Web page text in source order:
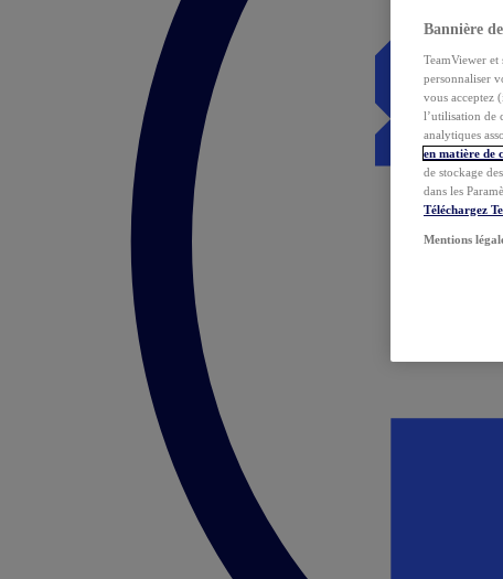
Bannière
TeamViewer
personnaliser
vous acceptez
l’utilisation de
analytiques
en matière de
de stockage
dans les
Téléchargez
Mentions